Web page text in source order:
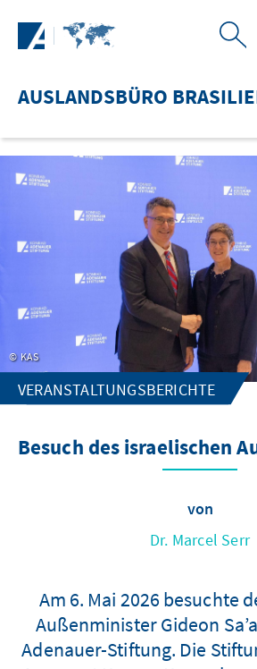
AUSLANDSBÜRO
KAS
VERANSTALTUNGSBERICHTE
Besuch des israelischen
von
Dr. Marcel Serr
Am 6. Mai 2026 besuchte
Außenminister Gideon
Adenauer-Stiftung. Die